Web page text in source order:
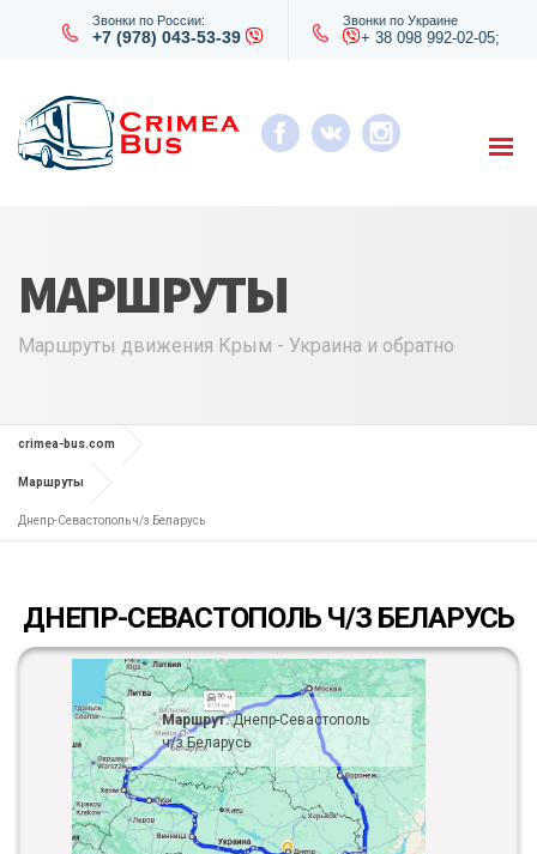
Звонки по России:
+7 (978) 043-53-39
Звонки по Украине
+ 38 098 992-02-05;
МАРШРУТЫ
Маршруты движения Крым - Украина и обратно
crimea-bus.com
Маршруты
Днепр-Севастополь ч/з Беларусь
ДНЕПР-СЕВАСТОПОЛЬ Ч/З БЕЛАРУСЬ
Маршрут:Днепр-Севастополь
ч/з Беларусь